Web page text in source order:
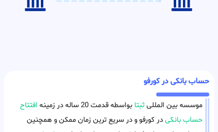
حساب بانکی در کورفو
موسسه بین المللیثبتا بواسطه قدمت 20 ساله در زمینه
افتتاح
حساب بانکیدر کورفو و در سریع ترین زمان ممکن و همچنین